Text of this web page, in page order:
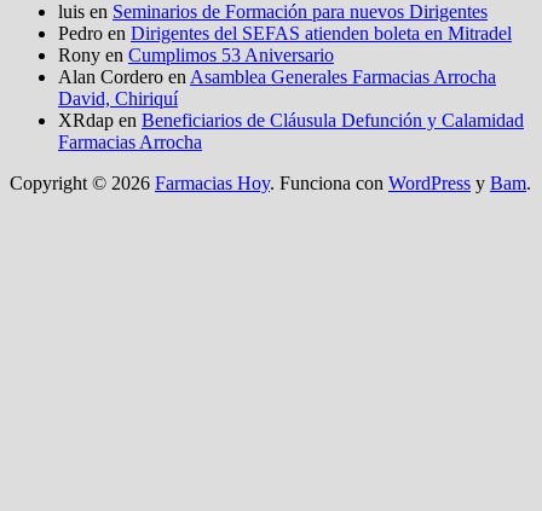
luis en Seminarios de Formación para nuevos Dirigentes
Pedro en Dirigentes del SEFAS atienden boleta en Mitradel
Rony en Cumplimos 53 Aniversario
Alan Cordero en Asamblea Generales Farmacias Arrocha
David, Chiriquí
XRdap en Beneficiarios de Cláusula Defunción y Calamidad
Farmacias Arrocha
Copyright © 2026 Farmacias Hoy. Funciona con WordPress y Bam.